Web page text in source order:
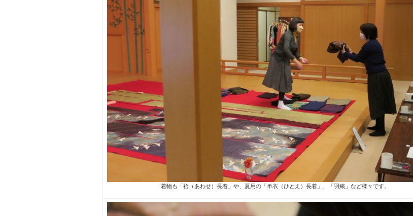
着物も「袷（あわせ）長着」や、夏用の「単衣（ひとえ）長着」、「羽織」など様々です。